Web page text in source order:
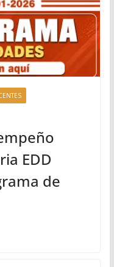
EDD
de